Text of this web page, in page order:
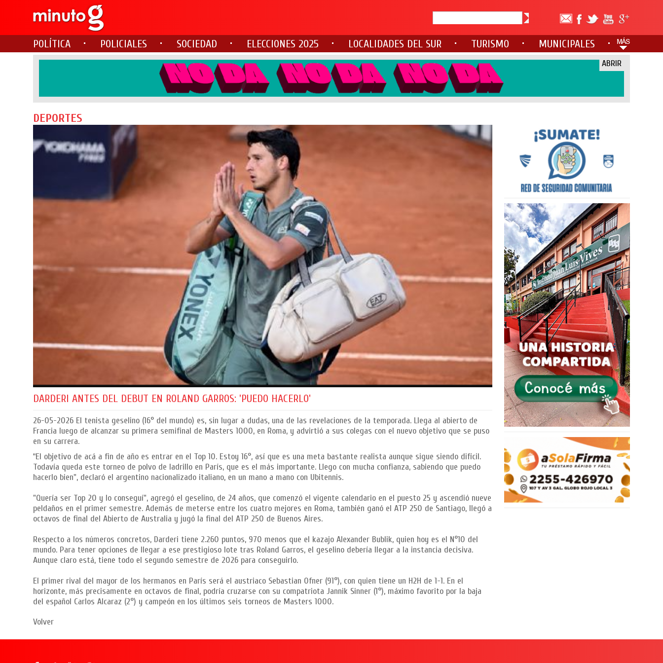
POLÍTICA POLICIALES SOCIEDAD ELECCIONES 2025 LOCALIDADES DEL SUR TURISMO MUNICIPALES
ABRIR
DEPORTES
DARDERI ANTES DEL DEBUT EN ROLAND GARROS: 'PUEDO HACERLO'
26-05-2026 El tenista geselino (16° del mundo) es, sin lugar a dudas, una de las revelaciones de la temporada. Llega al abierto de
Francia luego de alcanzar su primera semifinal de Masters 1000, en Roma, y advirtió a sus colegas con el nuevo objetivo que se puso
en su carrera.
“El objetivo de acá a fin de año es entrar en el Top 10. Estoy 16°, así que es una meta bastante realista aunque sigue siendo difícil.
Todavía queda este torneo de polvo de ladrillo en París, que es el más importante. Llego con mucha confianza, sabiendo que puedo
hacerlo bien", declaró el argentino nacionalizado italiano, en un mano a mano con Ubitennis.
"Quería ser Top 20 y lo conseguí", agregó el geselino, de 24 años, que comenzó el vigente calendario en el puesto 25 y ascendió nueve
peldaños en el primer semestre. Además de meterse entre los cuatro mejores en Roma, también ganó el ATP 250 de Santiago, llegó a
octavos de final del Abierto de Australia y jugó la final del ATP 250 de Buenos Aires.
Respecto a los números concretos, Darderi tiene 2.260 puntos, 970 menos que el kazajo Alexander Bublik, quien hoy es el N°10 del
mundo. Para tener opciones de llegar a ese prestigioso lote tras Roland Garros, el geselino debería llegar a la instancia decisiva.
Aunque claro está, tiene todo el segundo semestre de 2026 para conseguirlo.
El primer rival del mayor de los hermanos en París será el austriaco Sebastian Ofner (91°), con quien tiene un H2H de 1-1. En el
horizonte, más precisamente en octavos de final, podría cruzarse con su compatriota Jannik Sinner (1°), máximo favorito por la baja
del español Carlos Alcaraz (2°) y campeón en los últimos seis torneos de Masters 1000.
Volver